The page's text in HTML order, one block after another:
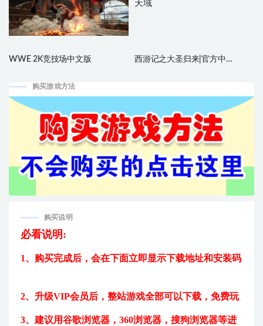
WWE 2K竞技场中文版
西游记之大圣归来|官方中
购买游戏方法
购买说明
必看说明:
1、购买完成后， 会在下面立即显示下载地址和安装码
2、升级VIP会员后， 整站游戏全部可以下载，免费玩
3、建议用谷歌浏览器，360浏览器，搜狗浏览器等进